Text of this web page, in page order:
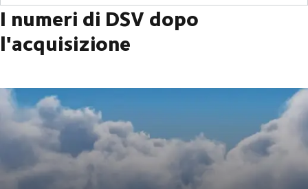
I numeri di DSV dopo
l'acquisizione